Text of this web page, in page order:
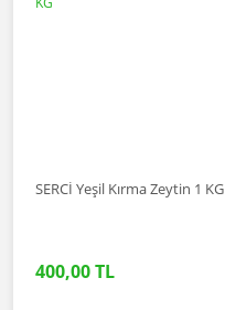
SERCİ Yeşil Kırma Zeytin 1 KG
400,00 TL